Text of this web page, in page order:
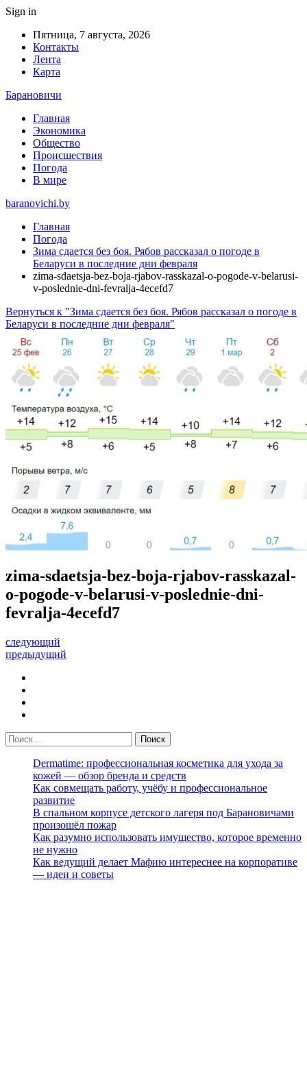
Sign in
Пятница, 7 августа, 2026
Контакты
Лента
Карта
Барановичи
Главная
Экономика
Общество
Происшествия
Погода
В мире
baranovichi.by
Главная
Погода
Зима сдается без боя. Рябов рассказал о погоде в
Беларуси в последние дни февраля
zima-sdaetsja-bez-boja-rjabov-rasskazal-o-pogode-v-belarusi-
v-poslednie-dni-fevralja-4ecefd7
Вернуться к "Зима сдается без боя. Рябов рассказал о погоде в
Беларуси в последние дни февраля"
zima-sdaetsja-bez-boja-rjabov-rasskazal-
o-pogode-v-belarusi-v-poslednie-dni-
fevralja-4ecefd7
следующий
предыдущий
Dermatime: профессиональная косметика для ухода за
кожей — обзор бренда и средств
Как совмещать работу, учёбу и профессиональное
развитие
В спальном корпусе детского лагеря под Барановичами
произошёл пожар
Как разумно использовать имущество, которое временно
не нужно
Как ведущий делает Мафию интереснее на корпоративе
— идеи и советы